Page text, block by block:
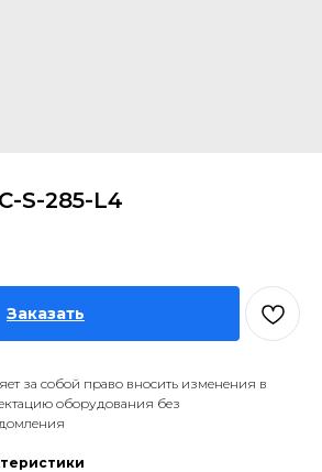
S-285-L4
Заказать
за собой право вносить изменения в
оборудования без